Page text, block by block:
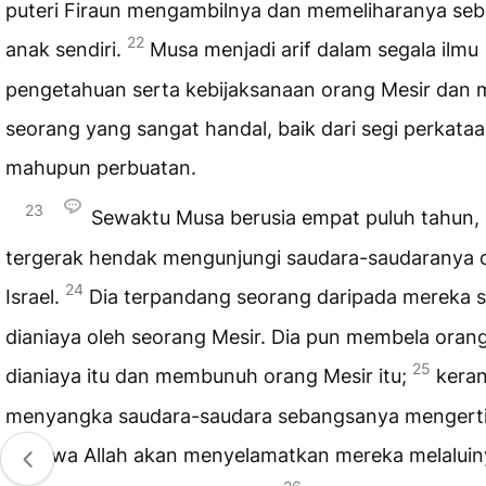
puteri Firaun mengambilnya dan memeliharanya
anak sendiri. 22 Musa menjadi arif dalam segala ilmu
pengetahuan serta kebijaksanaan orang Mesir dan
seorang yang sangat handal, baik dari segi
mahupun perbuatan.
23
Sewaktu Musa berusia empat puluh
tergerak hendak mengunjungi saudara-saudaranya
Israel. 24 Dia terpandang seorang daripada mereka
dianiaya oleh seorang Mesir. Dia pun membela
dianiaya itu dan membunuh orang Mesir itu; 25
menyangka saudara-saudara sebangsanya
bahawa Allah akan menyelamatkan mereka